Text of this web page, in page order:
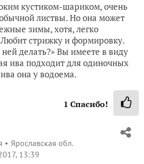
кустиком-шариком, очень
листвы. Но она может
зимы, хотя, легко
Любит стрижку и формировку.
делать?» Вы имеете в виду
ива подходит для одиночных
она у водоема.
1 Спасибо!
Ярославская обл.
13:39